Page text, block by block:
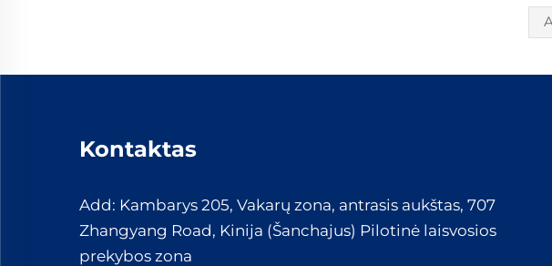
Kontaktas
Add: Kambarys 205, Vakarų zona, antrasis aukštas, 707
Zhangyang Road, Kinija (Šanchajus) Pilotinė laisvosios
prekybos zona